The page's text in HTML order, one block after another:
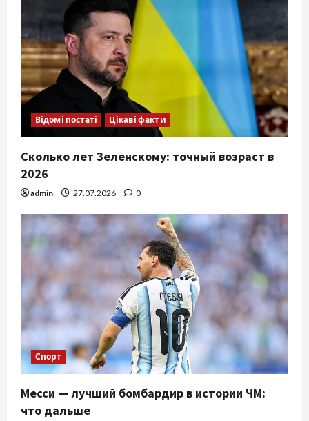
Відомі постаті Цікаві факти
Сколько лет Зеленскому: точный возраст в
2026
admin 27.07.2026 0
Спорт
Месси — лучший бомбардир в истории ЧМ:
что дальше